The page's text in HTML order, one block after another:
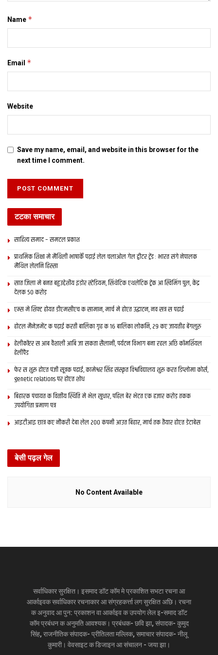
Name *
Email *
Website
Save my name, email, and website in this browser for the
next time I comment.
टटका समाचार
साहित्य समाद – समटल प्रकाश
प्राथमिक शि‍क्षा मे मैथि‍ली भाषाकेँ पढ़ाई लेल चलाओल गेल ट्वीटर ट्रेंड : भारत संगे नेपालक
मैथिल लेलनि हिस्सा
सात जिला मे बनत बहुउद्देशीय इंडोर स्‍टेडि‍यम, सिंथेटिक एथलेटिक ट्रेक आ स्विमिंग पुल, केंद्र
देलक 50 करोड़
एम्स मे शिफ्ट होयत डीएमसीएच क सामान, मार्च मे होएत उद्घाटन, नव सत्र स पढाई
होटल मैनेजमेंट क पढ़ाई करती बालिका गृह क 16 बालिका लोकनि, 29 कए जायतीह बेंगलुरु
हेलीकॉप्टर स आब वैशाली आबि जा सकता सैलानी, पर्यटन विभाग बना रहल अछि कॉमर्शियल
हेलीपैड
फेर स शुरू होएत पंजी सूत्रक पढाई, कामेश्वर सिंह संस्कृत विश्वविद्यालय शुरू करत डिप्लोमा कोर्स,
genetic relations पर होएत शोध
बिहारक पंचायत क वित्‍तीय स्थिति मे भेल सुधार, पहिल बेर भेटत एक हजार करोड़ तकक
उपयोगिता प्रमाण पत्र
आइटीआइ छात्र कए नौकरी देबा लेल 200 कंपनी आउत बिहार, मार्च तक तैयार होएत डेटाबेस
बेसी पढ़ल गेल
No Content Available
सर्वाधिकार सुरक्षित। इसमाद डॉट कॉम मे प्रकाशित सभटा रचना आ
आर्काइवक सर्वाधिकार रचनाकार आ संग्रहकर्त्ता लग सुरक्षित अछि। रचना
क अनुवाद आ पुन: प्रकाशन वा आर्काइव क उपयोग लेल इ-समाद डॉट
कॉम प्रबंधन क अनुमति आवश्यक। प्रबंधक- छवि झा, संपादक- कुमुद
सिंह, राजनीतिक संपादक- प्रीतिलता मल्लिक, समाचार संपादक- नीलू
कुमारी। वेवसाइट क डिजाइन आ संचालन - जया झा।